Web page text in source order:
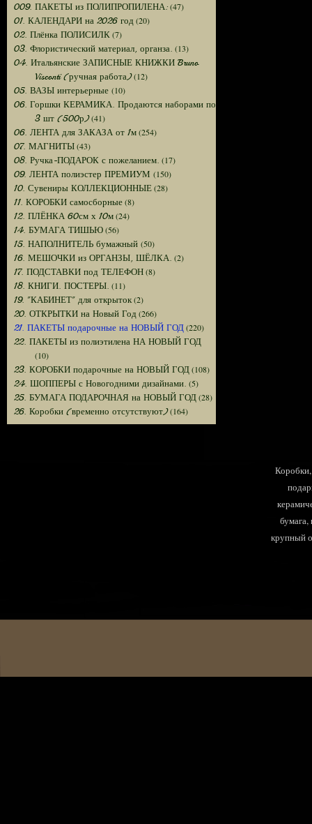
009. ПАКЕТЫ из ПОЛИПРОПИЛЕНА:(47)
01. КАЛЕНДАРИ на 2026 год (20)
02. Плёнка ПОЛИСИЛК(7)
03. Флористический материал, органза. (13)
04. Итальянские ЗАПИСНЫЕ КНИЖКИ Bruno
Visconti (ручная работа)(12)
05. ВАЗЫ интерьерные (10)
06. Горшки КЕРАМИКА. Продаются наборами по
3 шт (500р)(41)
06. ЛЕНТА для ЗАКАЗА от 1м(254)
07. МАГНИТЫ(43)
08. Ручка-ПОДАРОК с пожеланием. (17)
09. ЛЕНТА полиэстер ПРЕМИУМ (150)
10. Сувениры КОЛЛЕКЦИОННЫЕ(28)
11. КОРОБКИ самосборные(8)
12. ПЛЁНКА 60см х 10м(24)
14. БУМАГА ТИШЬЮ(56)
15. НАПОЛНИТЕЛЬ бумажный (50)
16. МЕШОЧКИ из ОРГАНЗЫ, ШЁЛКА. (2)
17. ПОДСТАВКИ под ТЕЛЕФОН(8)
18. КНИГИ. ПОСТЕРЫ. (11)
19. "КАБИНЕТ" для открыток(2)
20. ОТКРЫТКИ на Новый Год (266)
21. ПАКЕТЫ подарочные на НОВЫЙ ГОД(220)
22. ПАКЕТЫ из полиэтилена НА НОВЫЙ ГОД
(10)
23. КОРОБКИ подарочные на НОВЫЙ ГОД(108)
24. ШОППЕРЫ с Новогодними дизайнами. (5)
25. БУМАГА ПОДАРОЧНАЯ на НОВЫЙ ГОД(28)
26. Коробки (временно отсутствуют)(164)
крупный